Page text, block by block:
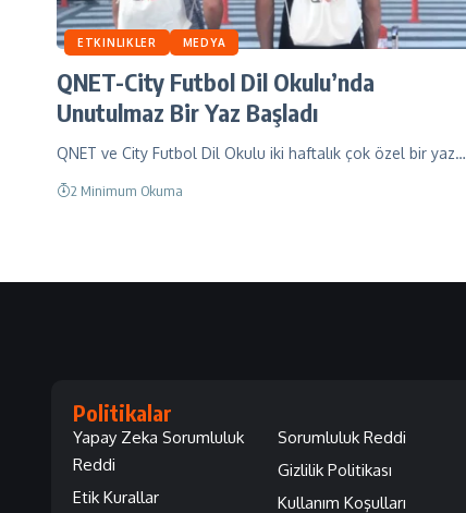
ETKINLIKLER MEDYA
QNET-City Futbol Dil Okulu’nda
Unutulmaz Bir Yaz Başladı
QNET ve City Futbol Dil Okulu iki haftalık çok özel bir yaz…
2 Minimum Okuma
Politikalar
Yapay Zeka Sorumluluk
Reddi
Etik Kurallar
Sorumluluk Reddi
Gizlilik Politikası
Kullanım Koşulları